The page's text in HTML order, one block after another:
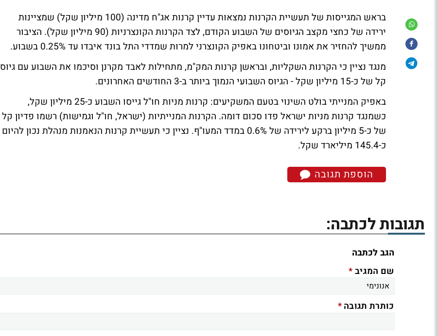
בראש המגייסות של תעשיית הקרנות נמצאות עדיין קרנות אג"ח מדינה (100 מיליון שקל) שמציינות
ירידה של כחצי מקצב הגיוסים של השבוע הקודם, לצד הקרנות הקונצרניות (90 מיליון שקל). הציבור
ממשיך להחזיר את אמונו וביטחונו באפיק הקונצרני למרות שמדדי התל בונד איבדו עד 0.25% בשבוע.
מנגד נציין כי הקרנות השקליות, ובראשן קרנות המק"מ, מתחילות לאבד מקרנן וסיכמו את השבוע עם גיוס
קל של כ-15 מיליון שקל - הגיוס השבועי הנמוך ביותר ב-3 החודשים האחרונים.
באפיק המנייתי בולט השינוי בטעם המשקיעים: קרנות מניות חו"ל גייסו השבוע כ-25 מיליון שקל,
כשמנגד קרנות מניות ישראל פדו סכום דומה. הקרנות המנייתיות (ישראל, חו"ל וגמישות) רשמו פדיון קל
של כ-5 מיליון ברקע לירידה של 0.6% במדד המעו"ף. נציין כי תעשיית קרנות הנאמנות מנהלת נכון להיום
כ-145.4 מיליארד שקל.
הוספת תגובה
תגובות לכתבה:
הגב לכתבה
שם המגיב*
כותרת תגובה*